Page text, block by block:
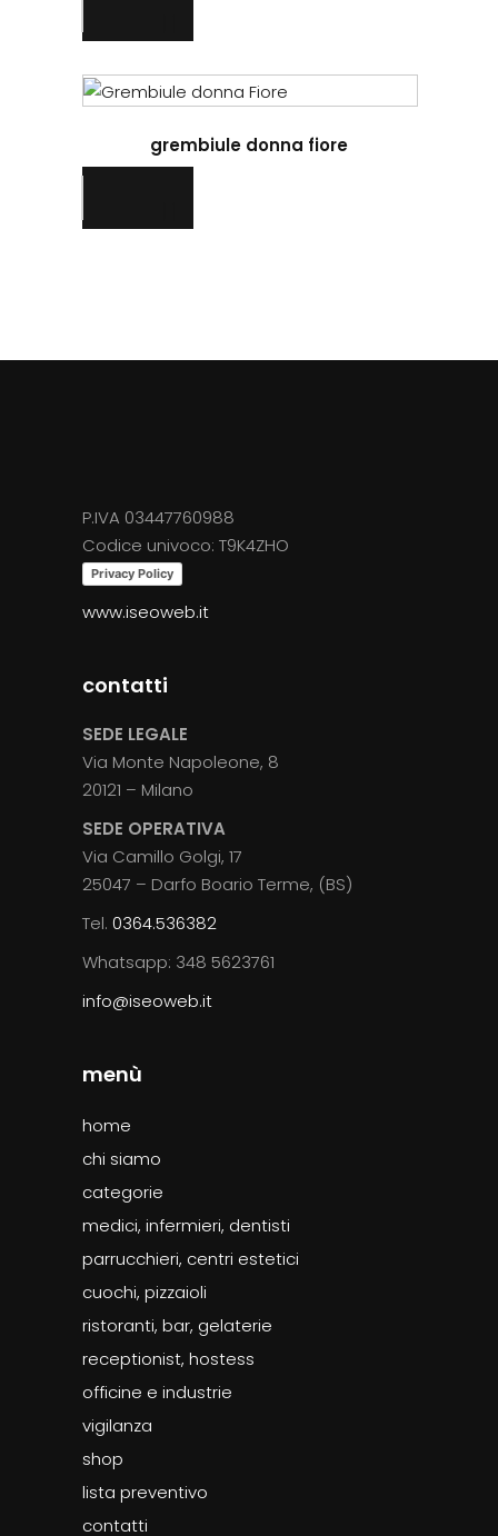
grembiule donna fiore
P.IVA 03447760988
Codice univoco: T9K4ZHO
Privacy Policy
www.iseoweb.it
contatti
SEDE LEGALE
Via Monte Napoleone, 8
20121 – Milano
SEDE OPERATIVA
Via Camillo Golgi, 17
25047 – Darfo Boario Terme, (BS)
Tel. 0364.536382
Whatsapp: 348 5623761
info@iseoweb.it
menù
home
chi siamo
categorie
medici, infermieri, dentisti
parrucchieri, centri estetici
cuochi, pizzaioli
ristoranti, bar, gelaterie
receptionist, hostess
officine e industrie
vigilanza
shop
lista preventivo
contatti